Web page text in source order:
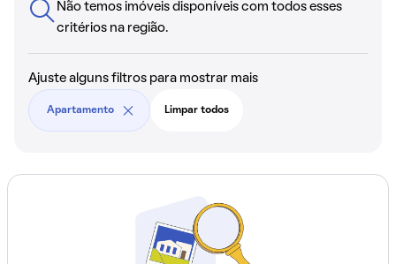
Não temos imóveis disponíveis com todos esses
critérios na região.
Ajuste alguns filtros para mostrar mais
Apartamento Limpar todos